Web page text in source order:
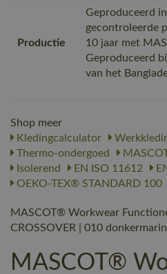
Productie
Geproduceerd
gecontroleerde
10 jaar met
Geproduceerd
van het
Shop meer
Kledingcalculator
Thermo-ondergoed
Isolerend
EN ISO 11612
OEKO-TEX® STANDARD 100
MASCOT® Workwear
CROSSOVER | 010
MASCOT®